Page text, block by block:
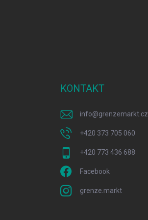
KONTAKT
info@grenzemarkt.cz
+420 373 705 060
+420 773 436 688
Facebook
grenze.markt